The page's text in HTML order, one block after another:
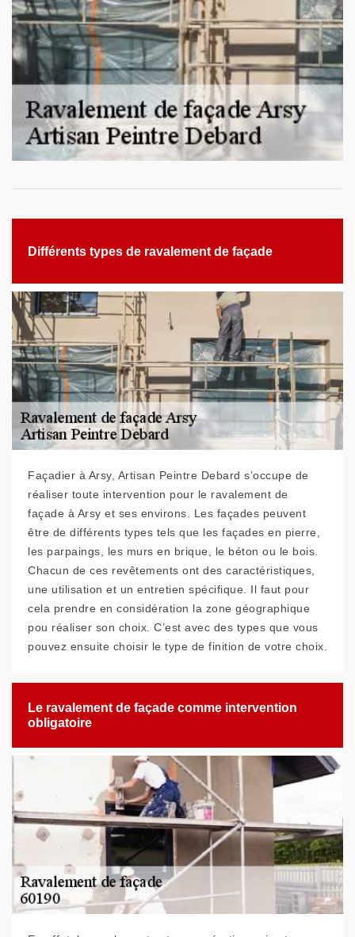
Différents types de ravalement de façade
Façadier à Arsy, Artisan Peintre Debard s’occupe de
réaliser toute intervention pour le ravalement de
façade à Arsy et ses environs. Les façades peuvent
être de différents types tels que les façades en pierre,
les parpaings, les murs en brique, le béton ou le bois.
Chacun de ces revêtements ont des caractéristiques,
une utilisation et un entretien spécifique. Il faut pour
cela prendre en considération la zone géographique
pou réaliser son choix. C’est avec des types que vous
pouvez ensuite choisir le type de finition de votre choix.
Le ravalement de façade comme intervention
obligatoire